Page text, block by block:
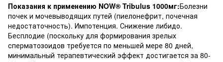
Показания к применению NOW® Tribulus 1000мг:Болезни
почек и мочевыводящих путей (пиелонефрит, почечная
недостаточность). Импотенция. Снижение либидо.
Бесплодие (поскольку для формирования зрелых
сперматозоидов требуется по меньшей мере 80 дней,
минимальный терапевтический эффект достигается за 80-